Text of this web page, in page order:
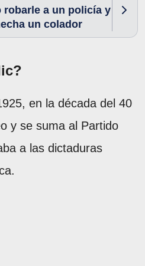
robarle a un policía y
un colador
en la década del 40
y se suma al Partido
a las dictaduras